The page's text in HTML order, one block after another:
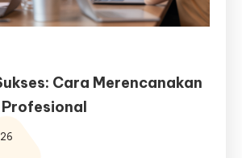
Cara Merencanakan